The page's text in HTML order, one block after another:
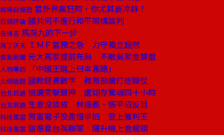
商場自慢塾 當外界瘋狂時，你尤其要冷靜！
石頭評論 國共何不進行和平架構談判
去梯言 馬英九的下一步
馬丁沃夫 ＩＭＦ當務之急 力守獨立超然
焦點新聞 元大馬家提前布局 不敵吳家金算盤
人物專訪 「中國正踏上日本舊路」
火線話題 國教經費數字 教育部續打迷糊仗
台北耳語 檢調突擊聲押 盧翊存驚魂四十小時
台北耳語 生意沒談成 林振義、張平沼反目
科技風雲 育富電子投產慢半拍 登上獲利王
科技風雲 致振靠台英聯軍 躍升機上盒龍頭